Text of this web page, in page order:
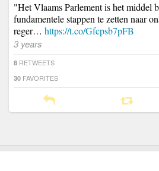
"Het Vlaams Parlement is het middel
fundamentele stappen te zetten naar
reger… https://t.co/Gfcpsb7pFB
3 years
8 RETWEETS
30 FAVORITES